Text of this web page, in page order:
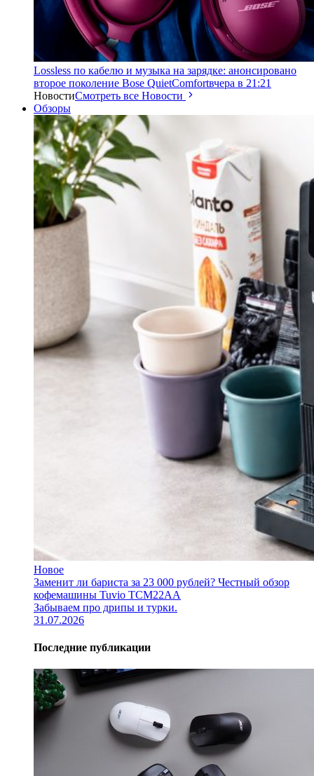
Lossless по кабелю и музыка на зарядке: анонсировано
второе поколение Bose QuietComfortвчера в 21:21
НовостиСмотреть все Новости
Обзоры
Новое
Заменит ли бариста за 23 000 рублей? Честный обзор
кофемашины Tuvio TCM22AA
Забываем про дрипы и турки.
31.07.2026
Последние публикации